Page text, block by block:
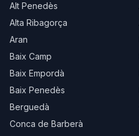
Alt Penedès
Alta Ribagorça
Aran
Baix Camp
Baix Empordà
Baix Penedès
Berguedà
Conca de Barberà